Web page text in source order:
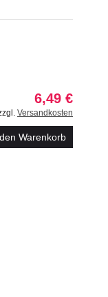
6,49 €
Versandkosten
Warenkorb